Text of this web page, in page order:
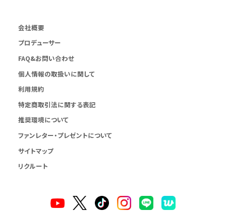
会社概要
プロデューサー
FAQ&お問い合わせ
個人情報の取扱いに関して
利用規約
特定商取引法に関する表記
推奨環境について
ファンレター・プレゼントについて
サイトマップ
リクルート